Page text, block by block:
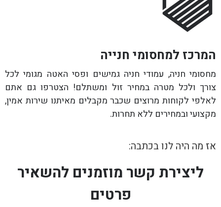
המרכז למחסומי חנייה
מחסומי חניה, עמודי חניה גמישים ופסי האטה מגומי לכל
צורך ולכל מטרה במחיר זול ומשתלם! הצטרפו גם אתם
לאלפי לקוחות מרוצים שכבר מקבלים מאיתנו שירות אמין,
מקצועי ובמחירים ללא תחרות.
אז מה היה לנו בכתבה:
ליצירת קשר מוזמנים להשאיר
פרטים